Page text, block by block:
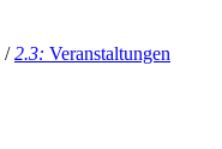
/2.3: Veranstaltungen